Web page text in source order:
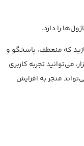
را دارد.
که منعطف، پاسخگو و
می‌توانید تجربه کاربری
منجر به افزایش